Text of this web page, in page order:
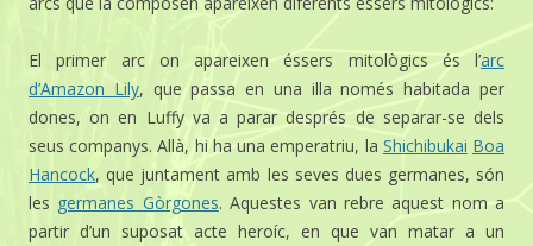
El primer arc on apareixen éssers mitològics és l’arc
d’Amazon Lily, que passa en una illa només habitada per
dones, on en Luffy va a parar després de separar-se dels
seus companys. Allà, hi ha una emperatriu, la Shichibukai Boa
Hancock, que juntament amb les seves dues germanes, són
les germanes Gòrgones. Aquestes van rebre aquest nom a
partir d’un suposat acte heroíc, en que van matar a un